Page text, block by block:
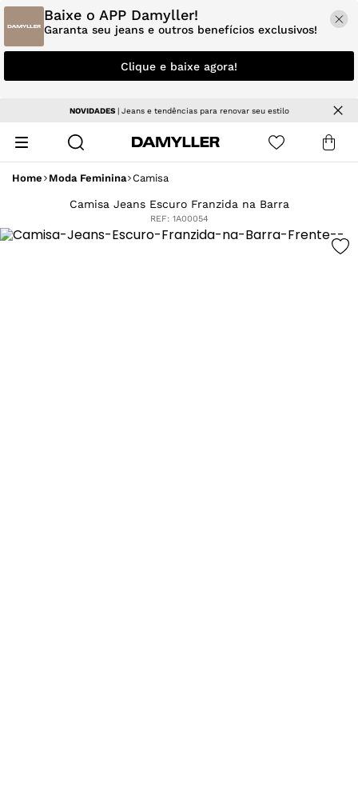
Baixe o APP Damyller!
Garanta seu jeans e outros benefícios exclusivos!
Clique e baixe agora!
NOVIDADES| Jeans e tendências para renovar seu estilo
Home Moda Feminina Camisa
Camisa Jeans Escuro Franzida na Barra
REF: 1A00054